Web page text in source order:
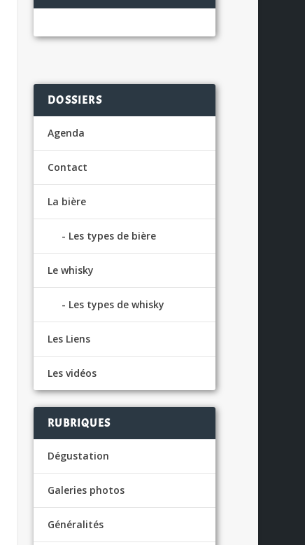
DOSSIERS
Agenda
Contact
La bière
Les types de bière
Le whisky
Les types de whisky
Les Liens
Les vidéos
RUBRIQUES
Dégustation
Galeries photos
Généralités